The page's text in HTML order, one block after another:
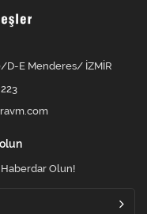
D-E Menderes/ İZMİR
Olun!